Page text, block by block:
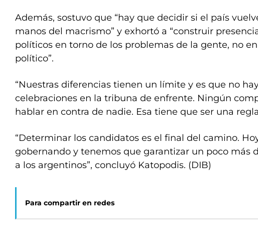
Además, sostuvo que “hay que decidir si el país
manos del macrismo” y exhortó a “construir
políticos en torno de los problemas de la gente, no
político”.
“Nuestras diferencias tienen un límite y es que no
celebraciones en la tribuna de enfrente. Ningún
hablar en contra de nadie. Esa tiene que ser una
“Determinar los candidatos es el final del camino.
gobernando y tenemos que garantizar un poco más
a los argentinos”, concluyó Katopodis. (DIB)
Para compartir en redes